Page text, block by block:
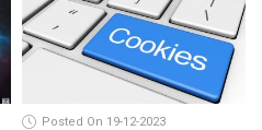
Posted On 19-12-2023